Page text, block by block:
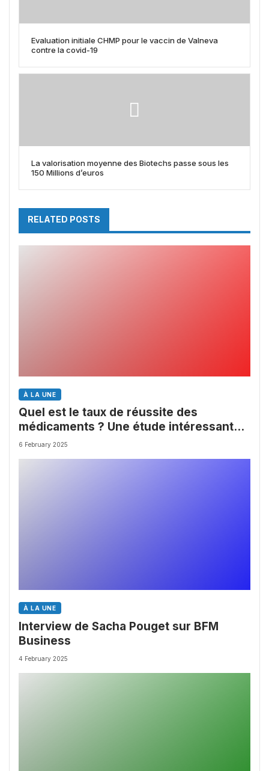
Evaluation initiale CHMP pour le vaccin de Valneva
contre la covid-19
La valorisation moyenne des Biotechs passe sous les
150 Millions d’euros
RELATED POSTS
À LA UNE
Quel est le taux de réussite des
médicaments ? Une étude intéressante
chez les Big Pharmas
6 February 2025
À LA UNE
Interview de Sacha Pouget sur BFM
Business
4 February 2025